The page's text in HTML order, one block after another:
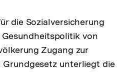
die Sozialversicherung
von
Zugang zur
Grundgesetz unterliegt die